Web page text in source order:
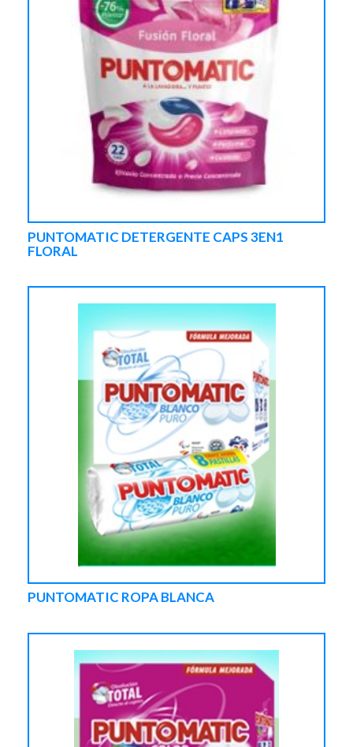
PUNTOMATIC DETERGENTE CAPS 3EN1
FLORAL
PUNTOMATIC ROPA BLANCA